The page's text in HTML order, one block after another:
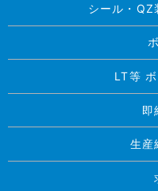
シール・QZ
LT等
即
生産